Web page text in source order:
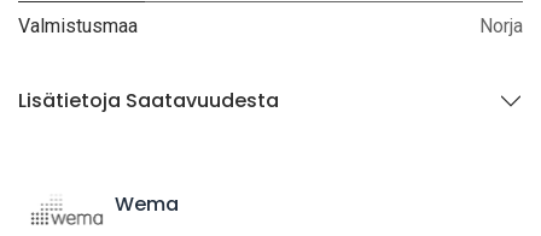
Valmistusmaa Norja
Lisätietoja Saatavuudesta
Wema